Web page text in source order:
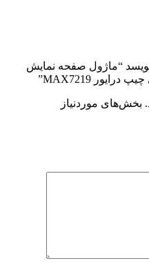
“ماژول صفحه نمایش
بخش‌های موردنیاز